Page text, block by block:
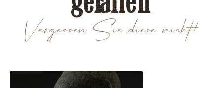
Vergessen Sie diese nicht!